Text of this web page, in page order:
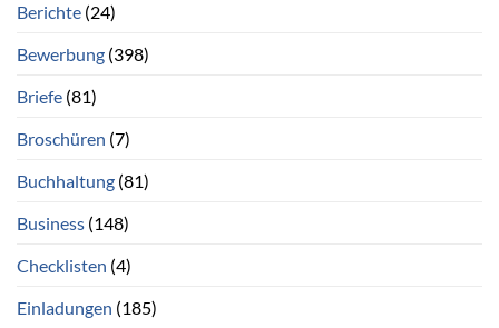
Berichte (24)
Bewerbung (398)
Briefe (81)
Broschüren (7)
Buchhaltung (81)
Business (148)
Checklisten (4)
Einladungen (185)